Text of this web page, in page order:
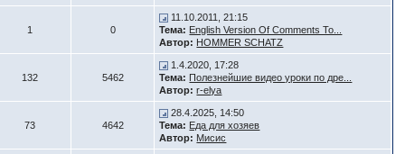
1 0
11.10.2011, 21:15
Тема: English Version Of Comments To...
Автор: HOMMER SCHATZ
132 5462
1.4.2020, 17:28
Тема: Полезнейшие видео уроки по дре...
Автор: r-elya
73 4642
28.4.2025, 14:50
Тема: Еда для хозяев
Автор: Мисис